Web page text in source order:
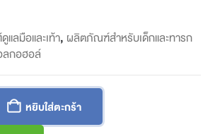
ลมือและเท้า, ผลิตภัณฑ์สำหรับเด็กและทารก
ลกอฮอล์
หยิบใส่ตะกร้า